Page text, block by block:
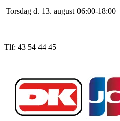
Torsdag d. 13. august 06:00-18:00
Tlf: 43 54 44 45